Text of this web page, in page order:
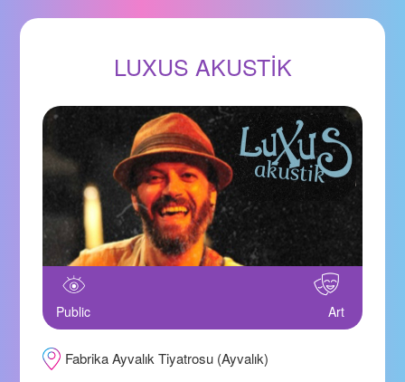
LUXUS AKUSTİK
Public Art
Fabrika Ayvalık Tiyatrosu (Ayvalık)